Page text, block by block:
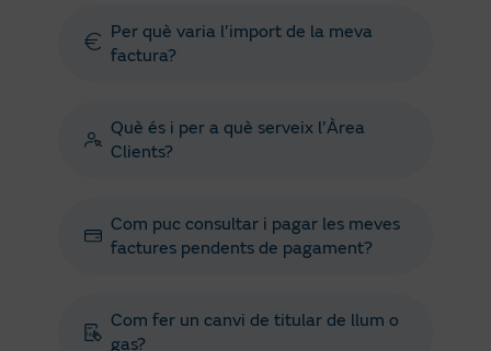
Per què varia l’import de la meva
factura?
Què és i per a què serveix l’Àrea
Clients?
Com puc consultar i pagar les meves
factures pendents de pagament?
Com fer un canvi de titular de llum o
gas?